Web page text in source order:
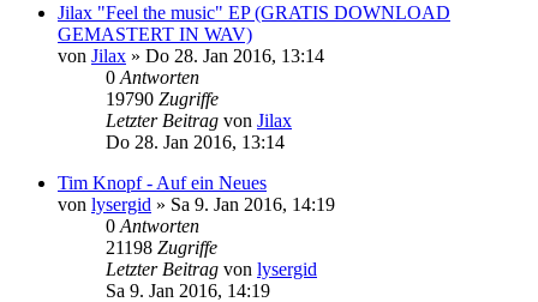
Jilax "Feel the music" EP (GRATIS DOWNLOAD
GEMASTERT IN WAV)
von Jilax » Do 28. Jan 2016, 13:14
0 Antworten
19790 Zugriffe
Letzter Beitrag von Jilax
Do 28. Jan 2016, 13:14
Tim Knopf - Auf ein Neues
von lysergid » Sa 9. Jan 2016, 14:19
0 Antworten
21198 Zugriffe
Letzter Beitrag von lysergid
Sa 9. Jan 2016, 14:19